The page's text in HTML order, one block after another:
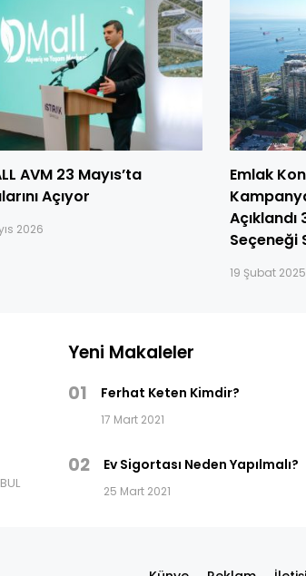
AVM 23 Mayıs’ta
Açıyor
2026
Emlak
Açıklandı
Seçeneği
19 Şubat 2025
Yeni Makaleler
01
Ferhat Keten Kimdir?
17 Mart 2021
02 Ev Sigortası Neden Yapılmalı?
25 Mart 2021